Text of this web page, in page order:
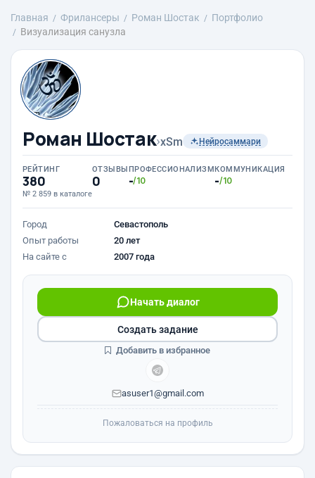
Главная Фрилансеры Роман Шостак
Портфолио
Визуализация санузла
Роман Шостак›xSm Нейросаммари
РЕЙТИНГ
380
№ 2 859 в каталоге
ОТЗЫВЫ
0
ПРОФЕССИОНАЛИЗМ
-/10
КОММУНИКАЦИЯ
-/10
Город
Севастополь
Опыт работы
20 лет
На сайте с
2007 года
Начать диалог
asuser1@gmail.com
Создать задание
Добавить в избранное
Пожаловаться на профиль